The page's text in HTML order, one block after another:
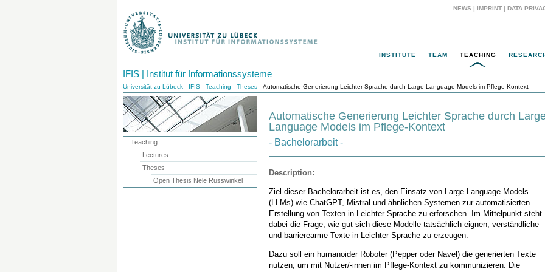
NEWS | IMPRINT | DATA
INSTITUTE TEAM TEACHING
IFIS | Institut für Informationssysteme
Universität zu Lübeck - IFIS - Teaching - Theses - Automatische Generierung Leichter Sprache durch Large Language Models im Pflege-Kontext
Automatische Generierung Leichter Sprache durch
Language Models im Pflege-Kontext
- Bachelorarbeit -
Description:
Ziel dieser Bachelorarbeit ist es, den Einsatz von Large Language Models
(LLMs) wie ChatGPT, Mistral und ähnlichen Systemen zur automatisierten
Erstellung von Texten in Leichter Sprache zu erforschen. Im Mittelpunkt steht
dabei die Frage, wie gut sich diese Modelle tatsächlich eignen, verständliche
und barrierearme Texte in Leichter Sprache zu erzeugen.
Dazu soll ein humanoider Roboter (Pepper oder Navel) die generierten Texte
nutzen, um mit Nutzer/-innen im Pflege-Kontext zu kommunizieren. Die
Teaching
Lectures
Theses
Open Thesis Nele Russwinkel